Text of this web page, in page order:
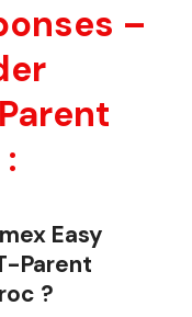
–
Easy
Parent
?